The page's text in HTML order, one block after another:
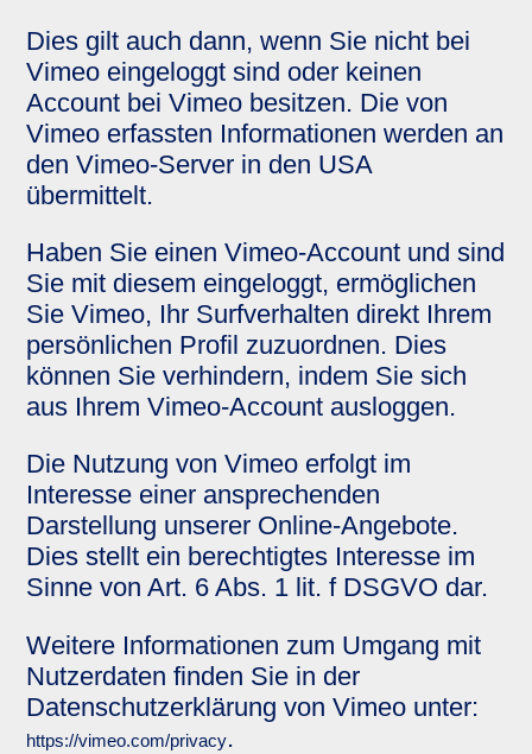
Dies gilt auch dann, wenn Sie nicht bei
Vimeo eingeloggt sind oder keinen
Account bei Vimeo besitzen. Die von
Vimeo erfassten Informationen werden an
den Vimeo-Server in den USA
übermittelt.
Haben Sie einen Vimeo-Account und sind
Sie mit diesem eingeloggt, ermöglichen
Sie Vimeo, Ihr Surfverhalten direkt Ihrem
persönlichen Profil zuzuordnen. Dies
können Sie verhindern, indem Sie sich
aus Ihrem Vimeo-Account ausloggen.
Die Nutzung von Vimeo erfolgt im
Interesse einer ansprechenden
Darstellung unserer Online-Angebote.
Dies stellt ein berechtigtes Interesse im
Sinne von Art. 6 Abs. 1 lit. f DSGVO dar.
Weitere Informationen zum Umgang mit
Nutzerdaten finden Sie in der
Datenschutzerklärung von Vimeo unter:
https://vimeo.com/privacy.